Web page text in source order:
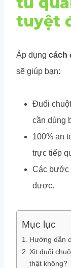
tuyệt
Áp dụng cách
sẽ giúp bạn:
Đuổi
cần dùng
100% an
trực tiếp
Các bước
được.
Mục lục
Hướng dẫn
Xịt đuổi
thật không?